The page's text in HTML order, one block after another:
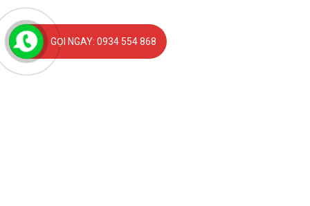
GỌI NGAY: 0934 554 868